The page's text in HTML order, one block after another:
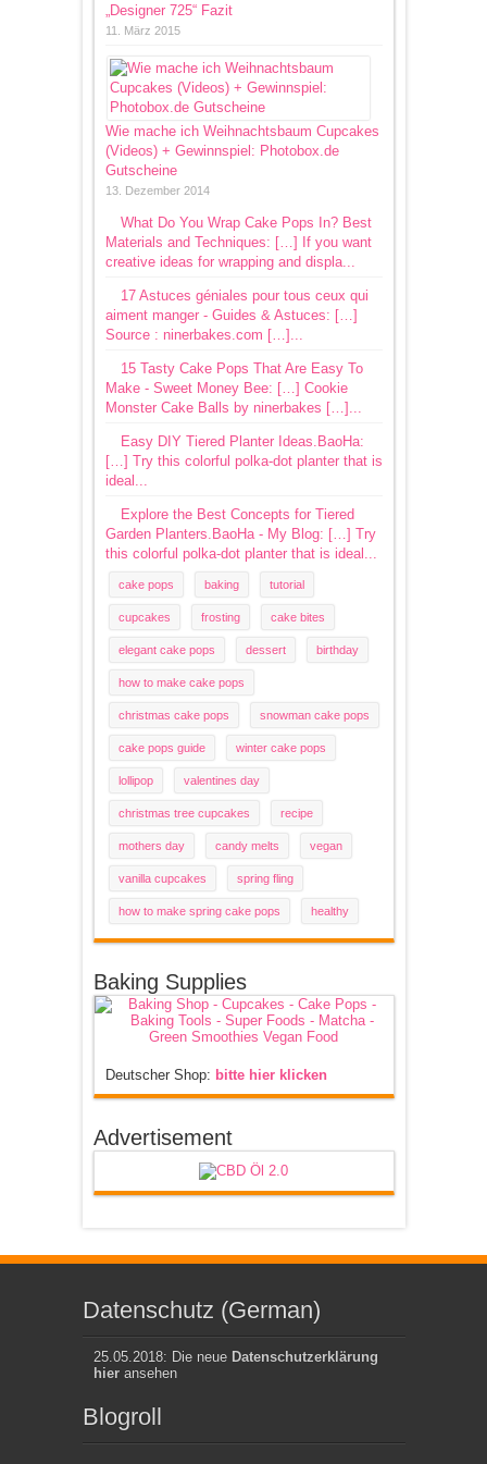
„Designer 725“ Fazit
11. März 2015
Wie mache ich Weihnachtsbaum Cupcakes
(Videos) + Gewinnspiel: Photobox.de
Gutscheine
13. Dezember 2014
What Do You Wrap Cake Pops In? Best
Materials and Techniques: […] If you want
creative ideas for wrapping and displa...
17 Astuces géniales pour tous ceux qui
aiment manger - Guides & Astuces: […]
Source : ninerbakes.com […]...
15 Tasty Cake Pops That Are Easy To
Make - Sweet Money Bee: […] Cookie
Monster Cake Balls by ninerbakes […]...
Easy DIY Tiered Planter Ideas.BaoHa:
[…] Try this colorful polka-dot planter that is
ideal...
Explore the Best Concepts for Tiered
Garden Planters.BaoHa - My Blog: […] Try
this colorful polka-dot planter that is ideal...
cake pops baking tutorial
cupcakes frosting cake bites
elegant cake pops dessert birthday
how to make cake pops
christmas cake pops snowman cake pops
cake pops guide winter cake pops
lollipop valentines day
christmas tree cupcakes recipe
mothers day candy melts vegan
vanilla cupcakes spring fling
how to make spring cake pops healthy
Baking Supplies
Deutscher Shop: bitte hier klicken
Advertisement
Datenschutz (German)
25.05.2018: Die neue Datenschutzerklärung
hieransehen
Blogroll